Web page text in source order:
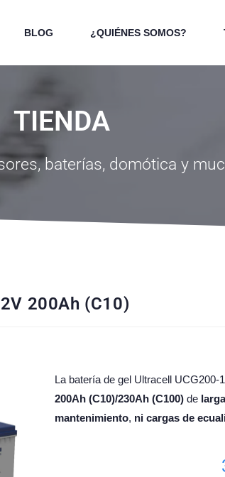
BLOG ¿QUIÉNES SOMOS?
TIENDA
baterías, domótica y
200Ah (C10)
La batería de gel Ultracell
200Ah (C10)/230Ah (C100)de
mantenimiento, ni cargas de